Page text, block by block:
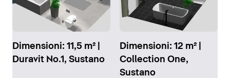
Dimensioni: 11,5 m² |
Duravit No.1, Sustano
Dimensioni: 12 m² |
Collection One,
Sustano